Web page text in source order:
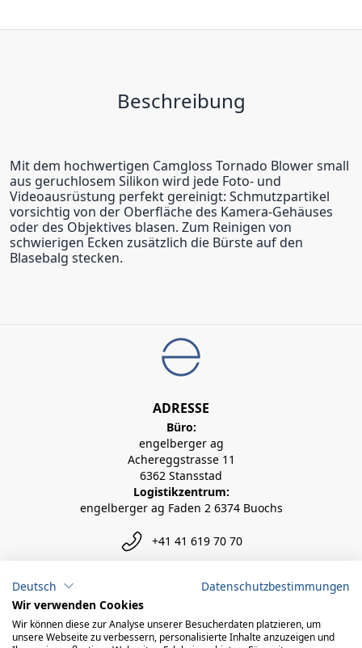
Beschreibung
Mit dem hochwertigen Camgloss Tornado Blower small
aus geruchlosem Silikon wird jede Foto- und
Videoausrüstung perfekt gereinigt: Schmutzpartikel
vorsichtig von der Oberfläche des Kamera-Gehäuses
oder des Objektives blasen. Zum Reinigen von
schwierigen Ecken zusätzlich die Bürste auf den
Blasebalg stecken.
ADRESSE
Büro:
engelberger ag
Achereggstrasse 11
6362 Stansstad
Logistikzentrum:
engelberger ag Faden 2 6374 Buochs
+41 41 619 70 70
info@engelberger.ch
Deutsch
Datenschutzbestimmungen
Wir verwenden Cookies
Wir können diese zur Analyse unserer Besucherdaten platzieren, um
unsere Webseite zu verbessern, personalisierte Inhalte anzuzeigen und